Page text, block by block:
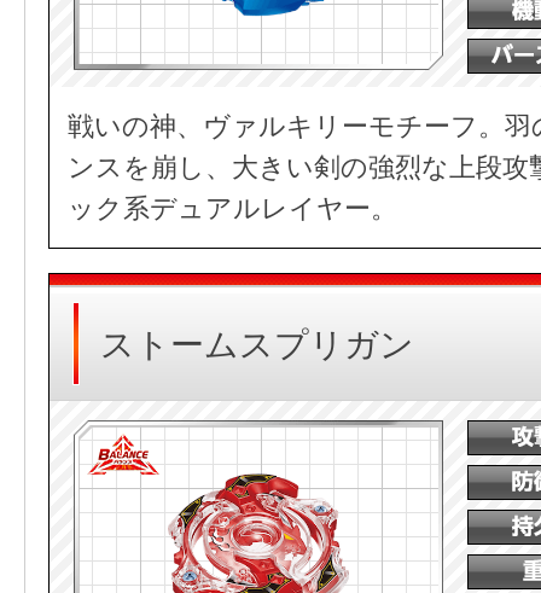
戦いの神、ヴァルキリーモチーフ。
ンスを崩し、大きい剣の強烈な上段
ック系デュアルレイヤー。
ストームスプリガン